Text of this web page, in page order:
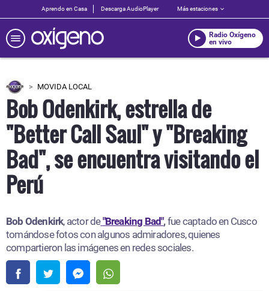
Aprendo en Casa Descarga AudioPlayer Más estaciones
Radio Oxígeno
en vivo
MOVIDA LOCAL
Bob Odenkirk, estrella de
"Better Call Saul" y "Breaking
Bad", se encuentra visitando el
Perú
Bob Odenkirk, actor de"Breaking Bad",fue captado en Cusco
tomándose fotos con algunos admiradores, quienes
compartieron las imágenes en redes sociales.